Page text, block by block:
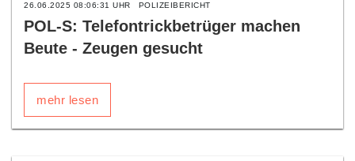
26.06.2025 08:06:31 UHR POLIZEIBERICHT
POL-S: Telefontrickbetrüger machen
Beute - Zeugen gesucht
mehr lesen